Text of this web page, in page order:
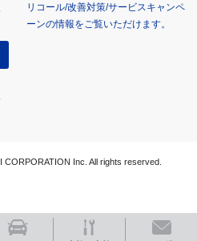
リコール/改善対策/サービスキャンペ
ーンの情報をご覧いただけます。
Inc. All rights reserved.